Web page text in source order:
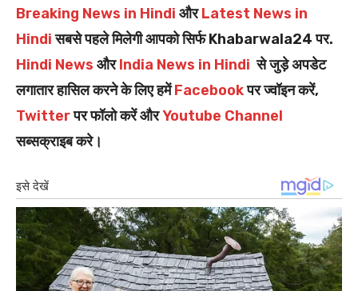
Breaking News in Hindi औरLatest News in
Hindiसबसे पहले मिलेगी आपको सिर्फ Khabarwala24 पर.
Hindi News औरIndia News in Hindi से जुड़े अपडेट
लगातार हासिल करने के लिए हमेंFacebookपर ज्वॉइन करें,
Twitterपर फॉलो करें औरYoutube Channel
सब्सक्राइब करे।